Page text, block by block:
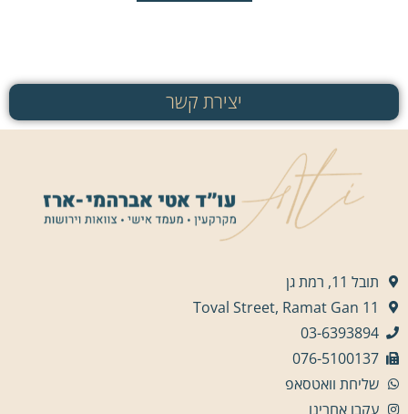
יצירת קשר
תובל 11, רמת גן
11 Toval Street, Ramat Gan
03-6393894
076-5100137
שליחת וואטסאפ
עקבו אחרינו